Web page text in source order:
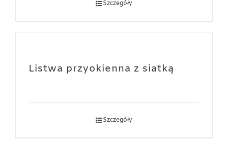
Szczegóły
Listwa przyokienna z siatką
Szczegóły